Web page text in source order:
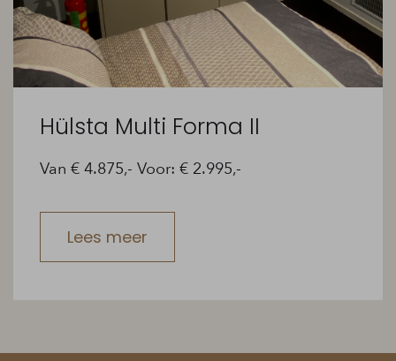
Hülsta Multi Forma II
Van € 4.875,- Voor: € 2.995,-
Lees meer